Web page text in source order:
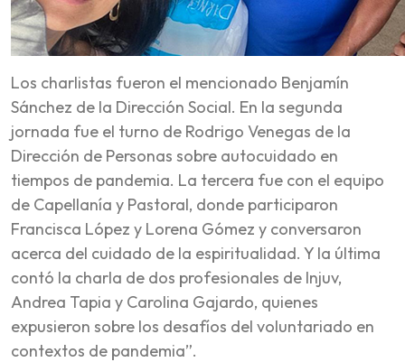
Los charlistas fueron el mencionado Benjamín
Sánchez de la Dirección Social. En la segunda
jornada fue el turno de Rodrigo Venegas de la
Dirección de Personas sobre autocuidado en
tiempos de pandemia. La tercera fue con el equipo
de Capellanía y Pastoral, donde participaron
Francisca López y Lorena Gómez y conversaron
acerca del cuidado de la espiritualidad. Y la última
contó la charla de dos profesionales de Injuv,
Andrea Tapia y Carolina Gajardo, quienes
expusieron sobre los desafíos del voluntariado en
contextos de pandemia”.